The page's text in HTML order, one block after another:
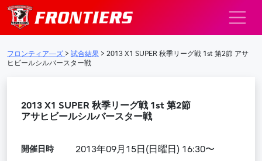
メインナビゲーション
フロンティア―ズ > 試合結果 > 2013 X1 SUPER 秋季リーグ戦 1st 第2節 アサ
ヒビールシルバースター戦
2013 X1 SUPER 秋季リーグ戦 1st 第2節
アサヒビールシルバースター戦
開催日時 2013年09月15日(日曜日) 16:30〜